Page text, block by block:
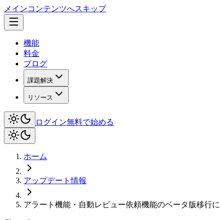
メインコンテンツへスキップ
機能
料金
ブログ
課題解決
リソース
ログイン無料で始める
ホーム
アップデート情報
アラート機能・自動レビュー依頼機能のベータ版移行